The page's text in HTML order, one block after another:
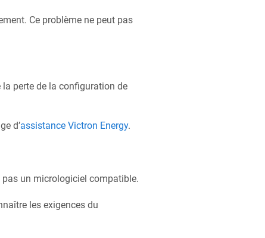
Ce problème ne peut pas
perte de la configuration de
d’assistance Victron Energy.
pas un micrologiciel compatible.
les exigences du